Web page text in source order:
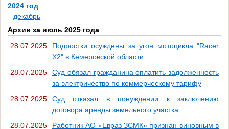
2024 год
декабрь
Архив за июль 2025 года
28.07.2025
Подростки осуждены за угон мотоцикла "Racer
X2" в Кемеровской области
28.07.2025
Суд обязал гражданина оплатить задолженность
за электричество по коммерческому тарифу
28.07.2025
Суд отказал в понуждении к заключению
договора аренды земельного участка
28.07.2025
Работник АО «Евраз ЗСМК» признан виновным в